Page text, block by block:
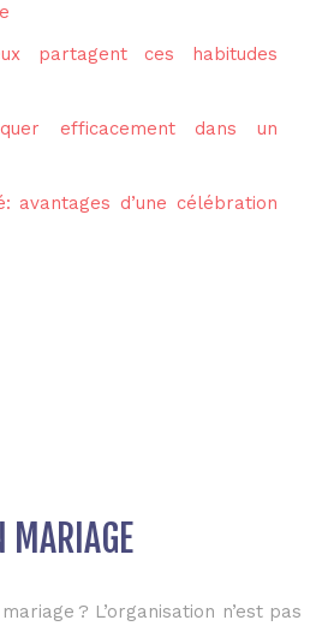
partagent ces habitudes
efficacement dans un
avantages d’une célébration
MARIAGE
? L’organisation n’est pas